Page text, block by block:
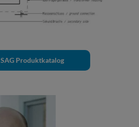
SAG Produktkatalog